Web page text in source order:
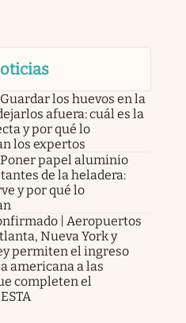
Guardar los huevos en la
afuera: cuál es la
y por qué lo
los expertos
Poner papel aluminio
de la heladera:
y por qué lo
| Aeropuertos
Nueva York y
permiten el ingreso
americana a las
completen el